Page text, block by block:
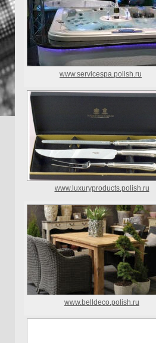
www.servicespa.polish.ru
www.luxuryproducts.polish.ru
www.belldeco.polish.ru